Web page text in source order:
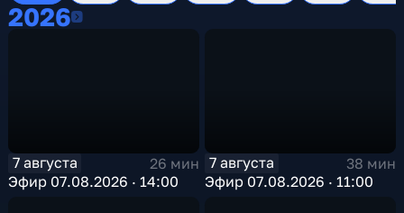
20262026
7 августа
26 мин
Эфир 07.08.2026 · 14:00
7 августа
38 мин
Эфир 07.08.2026 · 11:00